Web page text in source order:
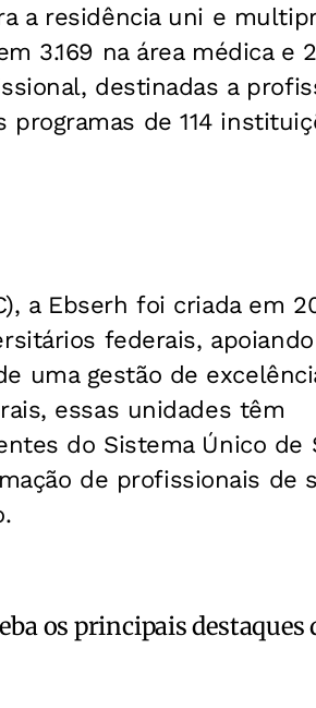
a residência uni e
3.169 na área médica e
destinadas a
programas de 114
a Ebserh foi criada em
federais,
uma gestão de
essas unidades têm
do Sistema Único de
de profissionais de
os principais destaques